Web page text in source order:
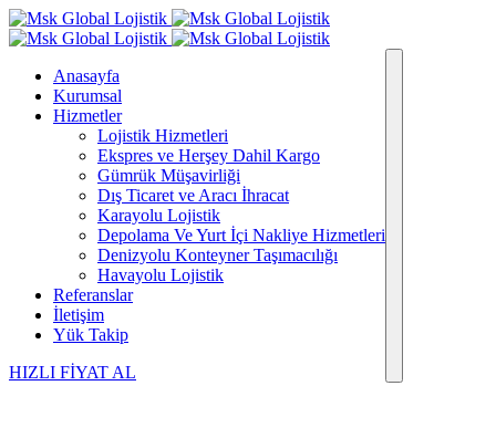
Anasayfa
Kurumsal
Hizmetler
Lojistik Hizmetleri
Ekspres ve Herşey Dahil Kargo
Gümrük Müşavirliği
Dış Ticaret ve Aracı İhracat
Karayolu Lojistik
Depolama Ve Yurt İçi Nakliye Hizmetleri
Denizyolu Konteyner Taşımacılığı
Havayolu Lojistik
Referanslar
İletişim
Yük Takip
HIZLI FİYAT AL